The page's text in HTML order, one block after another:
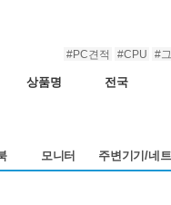
#PC견적 #CPU #
상품명 전국
모니터 주변기기/네